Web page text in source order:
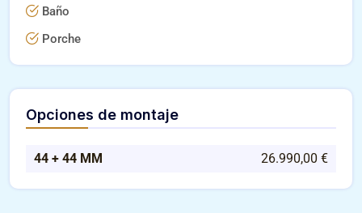
Baño
Porche
Opciones de montaje
44 + 44 MM 26.990,00 €